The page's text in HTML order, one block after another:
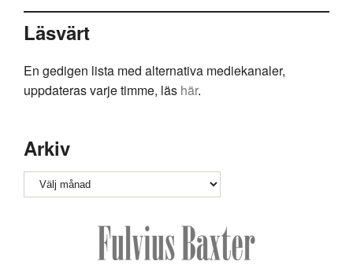
Läsvärt
En gedigen lista med alternativa mediekanaler,
uppdateras varje timme, läs här.
Arkiv
Arkiv